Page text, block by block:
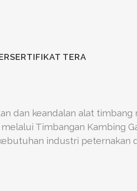
TERA
dan keandalan alat timbang
Timbangan Kambing
industri peternakan